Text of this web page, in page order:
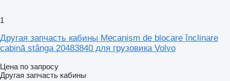
1
Другая запчасть кабины Mecanism de blocare înclinare
cabină stânga 20483840 для грузовика Volvo
Цена по запросу
Другая запчасть кабины